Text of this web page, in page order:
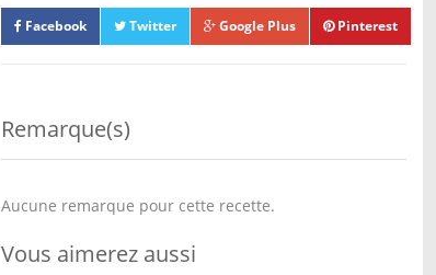
Facebook Twitter Google Plus Pinterest
Remarque(s)
Aucune remarque pour cette recette.
Vous aimerez aussi